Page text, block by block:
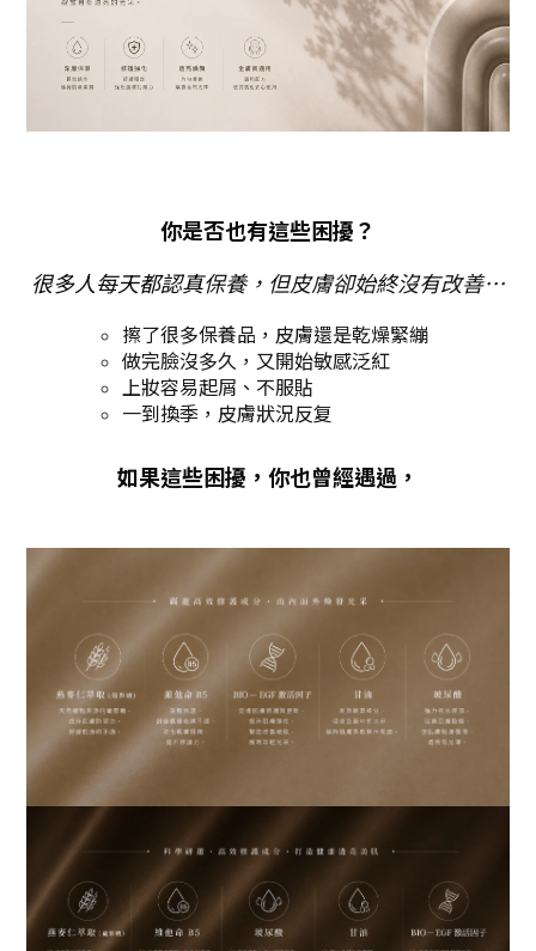
你是否也有這些困擾？
很多人每天都認真保養，但皮膚卻始終沒有改善…
擦了很多保養品，皮膚還是乾燥緊繃
做完臉沒多久，又開始敏感泛紅
上妝容易起屑、不服貼
一到換季，皮膚狀況反复
如果這些困擾，你也曾經遇過，